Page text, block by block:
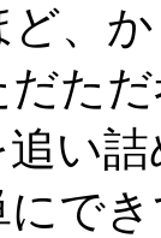
、
た
い
で